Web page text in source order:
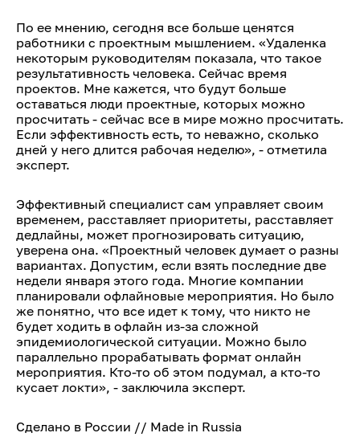
По ее мнению, сегодня все больше ценятся
работники с проектным мышлением. «Удаленка
некоторым руководителям показала, что такое
результативность человека. Сейчас время
проектов. Мне кажется, что будут больше
оставаться люди проектные, которых можно
просчитать - сейчас все в мире можно просчитать.
Если эффективность есть, то неважно, сколько
дней у него длится рабочая неделю», - отметила
эксперт.
Эффективный специалист сам управляет своим
временем, расставляет приоритеты, расставляет
дедлайны, может прогнозировать ситуацию,
уверена она. «Проектный человек думает о разны
вариантах. Допустим, если взять последние две
недели января этого года. Многие компании
планировали офлайновые мероприятия. Но было
же понятно, что все идет к тому, что никто не
будет ходить в офлайн из-за сложной
эпидемиологической ситуации. Можно было
параллельно прорабатывать формат онлайн
мероприятия. Кто-то об этом подумал, а кто-то
кусает локти», - заключила эксперт.
Сделано в России // Made in Russia